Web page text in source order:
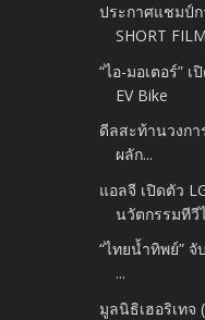
ประกาศแชมป์ก
SHORT
“ไอ-มอเตอร์”
EV Bike
ดีลสะท้านวงก
ผลัก...
แอลจี เปิดตัว
นวัตกรรมทีวี
“ไทยน้ำทิพย์”
...
มูลนิธิเฮอริเทจ